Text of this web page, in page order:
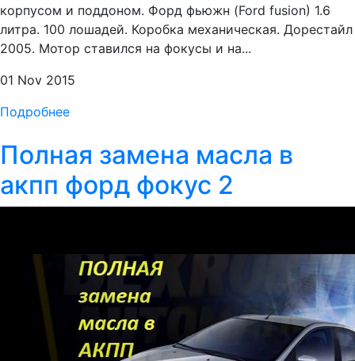
корпусом и поддоном. Форд фьюжн (Ford fusion) 1.6
литра. 100 лошадей. Коробка механическая. Дорестайл
2005. Мотор ставился на фокусы и на...
01 Nov 2015
Подробнее
Полная замена масла в
акпп форд фокус 2